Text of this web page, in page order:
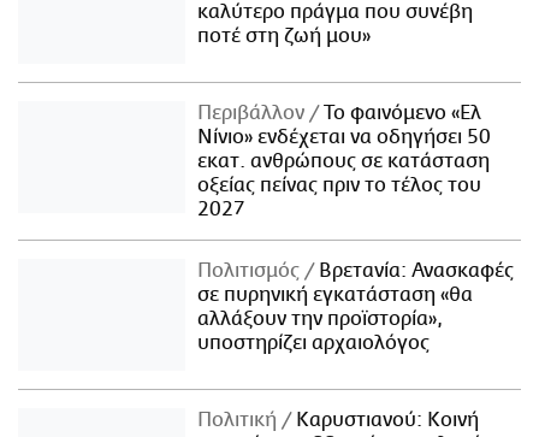
καλύτερο πράγμα που συνέβη
ποτέ στη ζωή μου»
Περιβάλλον
Το φαινόμενο «Ελ
Νίνιο» ενδέχεται να οδηγήσει 50
εκατ. ανθρώπους σε κατάσταση
οξείας πείνας πριν το τέλος του
2027
Πολιτισμός
Βρετανία: Ανασκαφές
σε πυρηνική εγκατάσταση «θα
αλλάξουν την προϊστορία»,
υποστηρίζει αρχαιολόγος
Πολιτική
Καρυστιανού: Κοινή